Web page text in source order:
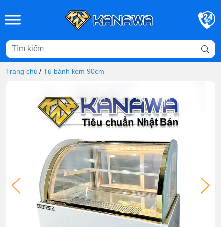
Trang chủ / Tủ bánh kem 90cm